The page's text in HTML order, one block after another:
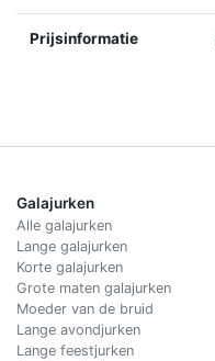
Prijsinformatie
Galajurken
Alle galajurken
Lange galajurken
Korte galajurken
Grote maten galajurken
Moeder van de bruid
Lange avondjurken
Lange feestjurken